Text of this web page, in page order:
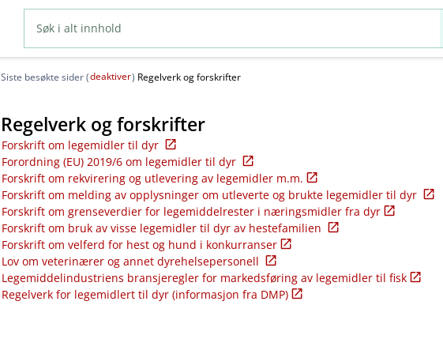
Siste besøkte sider (deaktiver) Regelverk og forskrifter
Regelverk og forskrifter
Forskrift om legemidler til dyr
Forordning (EU) 2019/6 om legemidler til dyr
Forskrift om rekvirering og utlevering av legemidler m.m.
Forskrift om melding av opplysninger om utleverte og brukte legemidler til dyr
Forskrift om grenseverdier for legemiddelrester i næringsmidler fra dyr
Forskrift om bruk av visse legemidler til dyr av hestefamilien
Forskrift om velferd for hest og hund i konkurranser
Lov om veterinærer og annet dyrehelsepersonell
Legemiddelindustriens bransjeregler for markedsføring av legemidler til fisk
Regelverk for legemidlert til dyr (informasjon fra DMP)